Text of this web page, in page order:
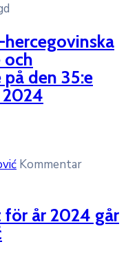
och
den 35:e
2024
Kommentar
för år 2024 går